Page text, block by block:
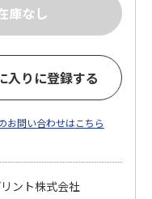
入りに登録する
お問い合わせはこちら
ント株式会社